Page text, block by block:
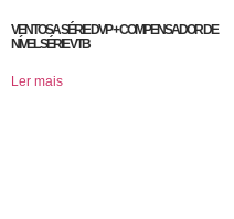
VENTOSA SÉRIE DVP + COMPENSADOR DE
NÍVEL SÉRIE VTB
Ler mais